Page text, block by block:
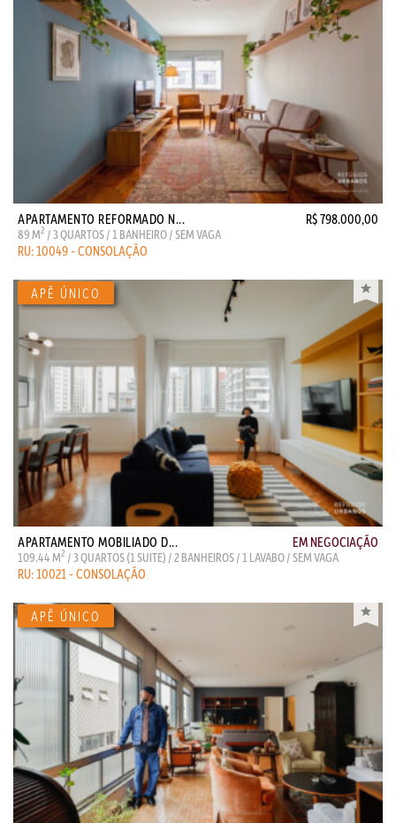
APARTAMENTO REFORMADO N... R$ 798.000,00
89 M2 / 3 QUARTOS / 1 BANHEIRO / SEM VAGA
RU: 10049 - CONSOLAÇÃO
APARTAMENTO MOBILIADO D... EM NEGOCIAÇÃO
109.44 M2 / 3 QUARTOS (1 SUITE) / 2 BANHEIROS / 1 LAVABO / SEM VAGA
RU: 10021 - CONSOLAÇÃO